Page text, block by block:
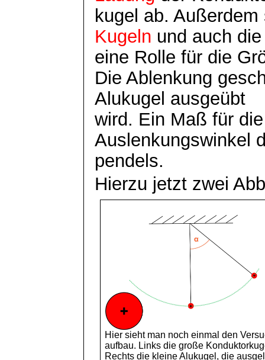
kugel ab.
Kugeln und auch
eine Rolle für die
Die Ablenkung
Alukugel ausgeübt
wird. Ein Maß für
Auslenkungswinkel
pendels.
Hierzu jetzt zwei
Hier sieht man noch einmal den
aufbau. Links die große
Rechts die kleineAlukugel , die